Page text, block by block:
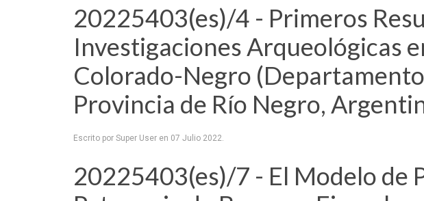
20225403(es)/4 - Primeros
Investigaciones Arqueológicas
Colorado-Negro
Provincia de Río Negro,
Escrito por Super User en 07 Julio 2022.
20225403(es)/7 - El Modelo de